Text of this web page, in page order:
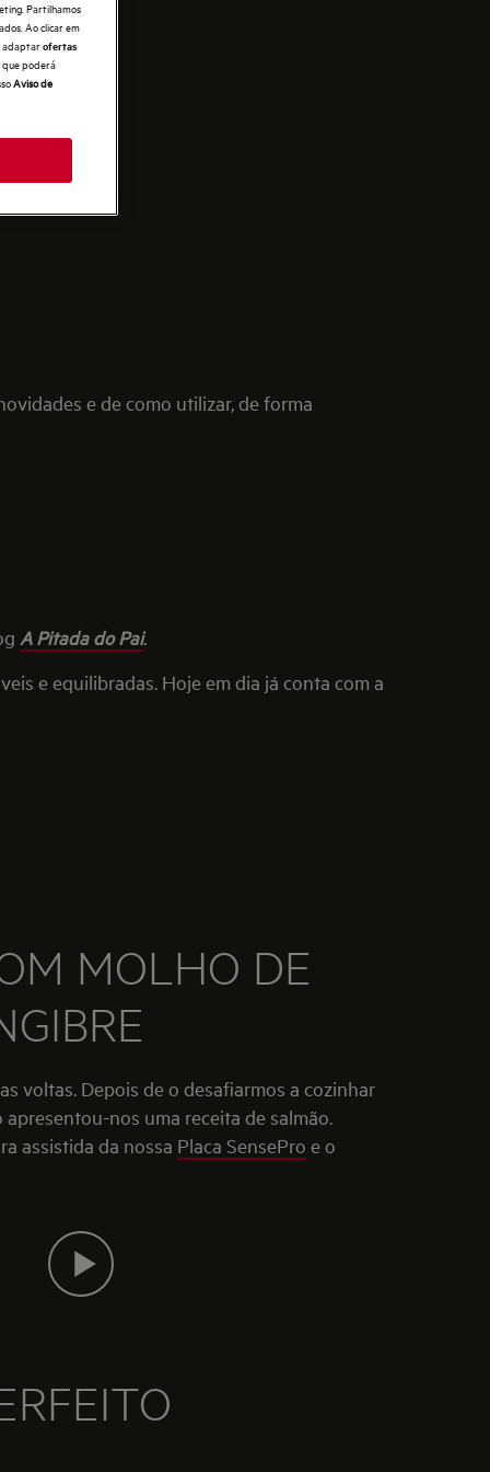
e de como utilizar, de forma
A Pitada do Pai.
e equilibradas. Hoje em dia já conta com a
MOLHO DE
nos uma receita de salmão.
assistida da nossa Placa SensePro e o
Partilhamos
Ao clicar em
adaptarofertas
que poderá
Aviso de